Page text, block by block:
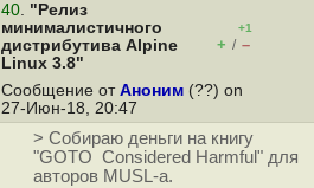
40. "Релиз
минималистичного
дистрибутива Alpine
Linux 3.8"
+1
+ / –
Сообщение от Аноним (??) on
27-Июн-18, 20:47
> Собираю деньги на книгу
"GOTO Considered Harmful" для
авторов MUSL-а.